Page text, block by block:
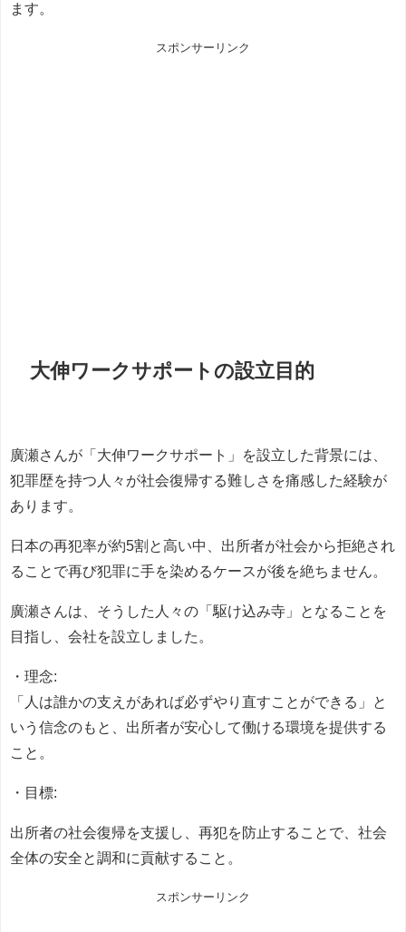
ます。
スポンサーリンク
大伸ワークサポートの設立目的
廣瀬さんが「大伸ワークサポート」を設立した背景には、
犯罪歴を持つ人々が社会復帰する難しさを痛感した経験が
あります。
日本の再犯率が約5割と高い中、出所者が社会から拒絶され
ることで再び犯罪に手を染めるケースが後を絶ちません。
廣瀬さんは、そうした人々の「駆け込み寺」となることを
目指し、会社を設立しました。
・理念:
「人は誰かの支えがあれば必ずやり直すことができる」と
いう信念のもと、出所者が安心して働ける環境を提供する
こと。
・目標:
出所者の社会復帰を支援し、再犯を防止することで、社会
全体の安全と調和に貢献すること。
スポンサーリンク